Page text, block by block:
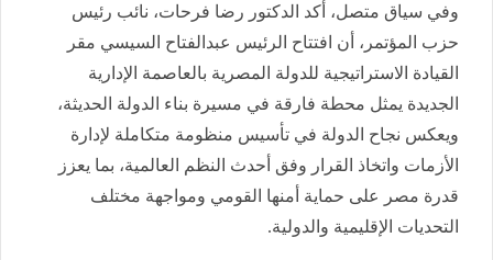
وفي سياق متصل، أكد الدكتور رضا فرحات، نائب رئيس
حزب المؤتمر، أن افتتاح الرئيس عبدالفتاح السيسي مقر
القيادة الاستراتيجية للدولة المصرية بالعاصمة الإدارية
الجديدة يمثل محطة فارقة في مسيرة بناء الدولة الحديثة،
ويعكس نجاح الدولة في تأسيس منظومة متكاملة لإدارة
الأزمات واتخاذ القرار وفق أحدث النظم العالمية، بما يعزز
قدرة مصر على حماية أمنها القومي ومواجهة مختلف
التحديات الإقليمية والدولية.